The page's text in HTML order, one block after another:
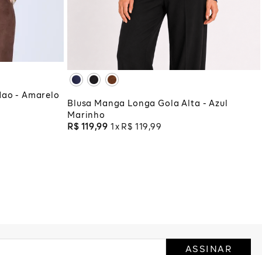
- Amarelo
P
XGG
ADICIONAR À SACOLA
Blusa Manga Longa Gola Alta - Azul
Marinho
R$ 119,99 1 R$ 119 ,99
ASSINAR